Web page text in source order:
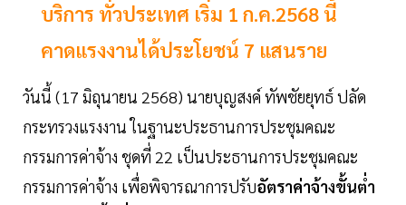
บริการ ทั่วประเทศ เริ่ม 1 ก.ค.2568 นี้
คาดแรงงานได้ประโยชน์ 7 แสนราย
วันนี้ (17 มิถุนายน 2568) นายบุญสงค์ ทัพชัยยุทธ์ ปลัด
กระทรวงแรงงาน ในฐานะประธานการประชุมคณะ
กรรมการค่าจ้าง ชุดที่ 22 เป็นประธานการประชุมคณะ
กรรมการค่าจ้าง เพื่อพิจารณาการปรับอัตราค่าจ้างขั้นต่ำ